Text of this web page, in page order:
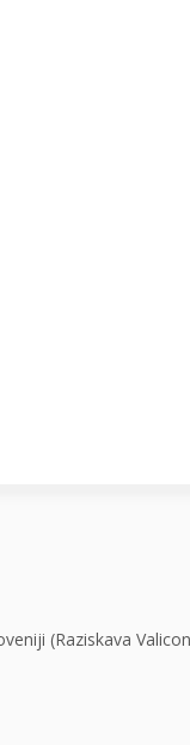
(Raziskava